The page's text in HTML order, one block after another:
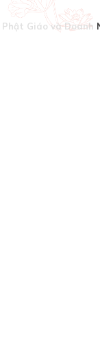
Phật Giáo và Doanh